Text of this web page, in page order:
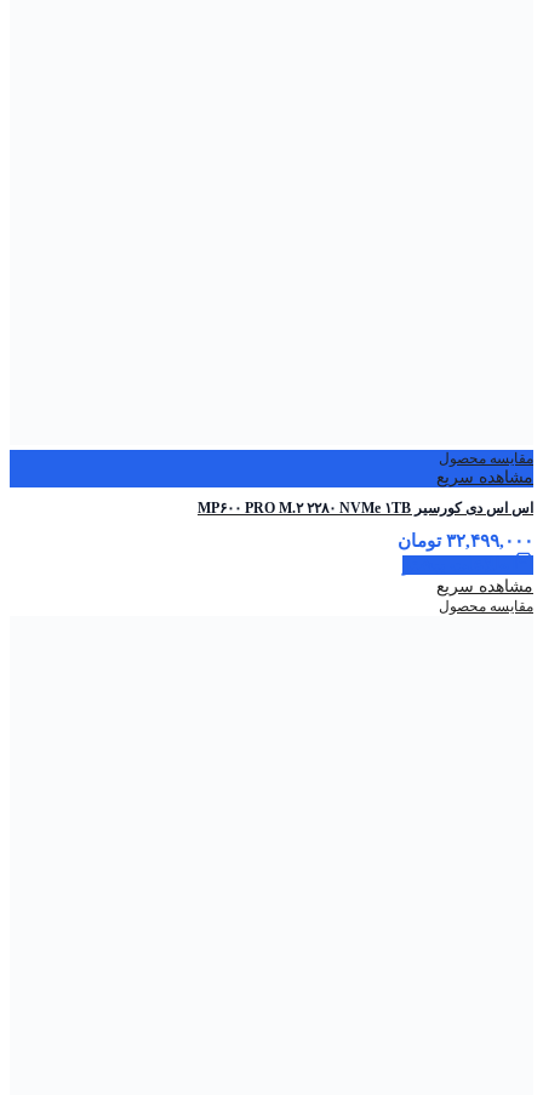
مقایسه محصول
مشاهده سریع
اس اس دی کورسیر MP۶۰۰ PRO M.۲ ۲۲۸۰ NVMe ۱TB
۳۲,۴۹۹,۰۰۰ تومان
مشاهده سریع
مقایسه محصول